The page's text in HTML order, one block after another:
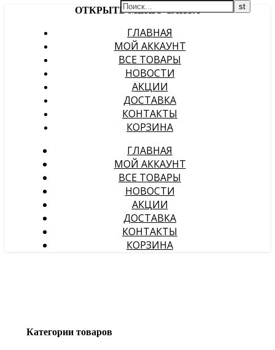
ОТКРЫТЬ МЕНЮ САЙТА
ГЛАВНАЯ
МОЙ АККАУНТ
ВСЕ ТОВАРЫ
НОВОСТИ
АКЦИИ
ДОСТАВКА
КОНТАКТЫ
КОРЗИНА
ГЛАВНАЯ
МОЙ АККАУНТ
ВСЕ ТОВАРЫ
НОВОСТИ
АКЦИИ
ДОСТАВКА
КОНТАКТЫ
КОРЗИНА
Категории товаров